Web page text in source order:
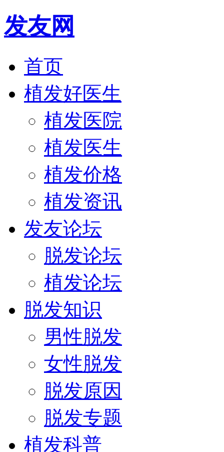
发友网
首页
植发好医生
植发医院
植发医生
植发价格
植发资讯
发友论坛
脱发论坛
植发论坛
脱发知识
男性脱发
女性脱发
脱发原因
脱发专题
植发科普